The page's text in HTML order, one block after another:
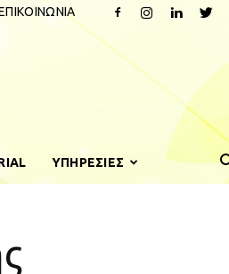
ΥΠΗΡΕΣΙΕΣ